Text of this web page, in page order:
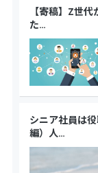
【寄稿】Z世
た…
シニア社員は
編）人…